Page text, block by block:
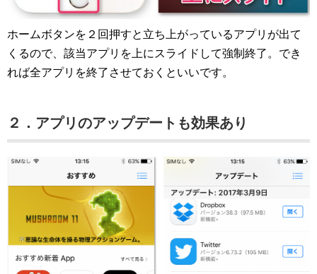
ホームボタンを２回押すと立ち上がっているアプリが出て
くるので、該当アプリを上にスライドして強制終了。でき
れば全アプリを終了させておくといいです。
２．アプリのアップデートも効果あり